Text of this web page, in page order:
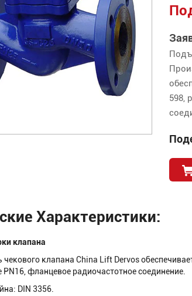
598,
Характеристики:
клапана
чекового клапана China Lift Dervos
PN16, фланцевое радиочастотное соединение.
DIN 3356.